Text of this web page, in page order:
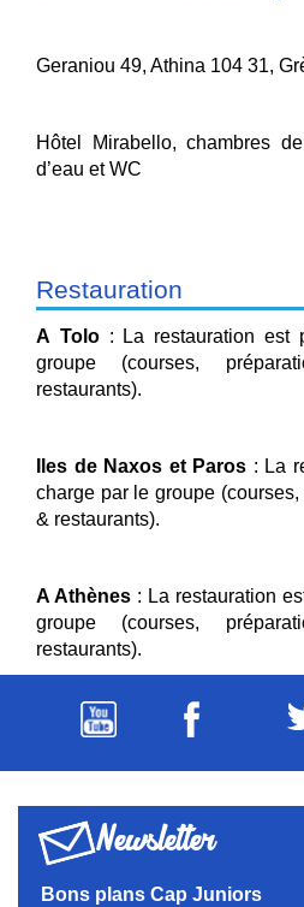
Geraniou 49, Athina 104 31,
Hôtel Mirabello, chambres
d’eau et WC
Restauration
A Tolo :
La restauration
groupe (courses,
restaurants).
Iles de Naxos et Paros : La
charge par le groupe
& restaurants).
A Athènes: La restauration
groupe (courses,
restaurants).
Newsletter
Bons plans Cap Juniors